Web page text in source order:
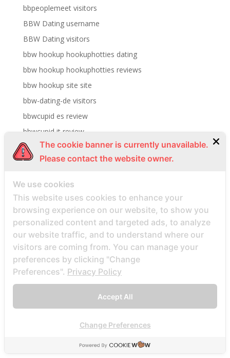
bbpeoplemeet visitors
BBW Dating username
BBW Dating visitors
bbw hookup hookuphotties dating
bbw hookup hookuphotties reviews
bbw hookup site site
bbw-dating-de visitors
bbwcupid es review
bbwcupid it review
BBWCupid visitors
bbwcupid-inceleme visitors
Bbwdatefinder siti per incontri
BBWDateFinder visitors
BBWDesire visitors
bbwdesire-inceleme visitors
BDSM review
bdsm-com-inceleme visitors
Bdsmdate find datings hookup
beach volley palce bets
beach volley place bet
The cookie banner is currently unavailable.
Please contact the website owner.
We use cookies
This website uses cookies to enhance your
browsing experience on our website, to show you
personalized content and targeted ads, to analyze
our website traffic, and to understand where our
visitors are coming from. You can manage your
preferences by clicking "Change
Preferences". Privacy Policy
Accept All
Change Preferences